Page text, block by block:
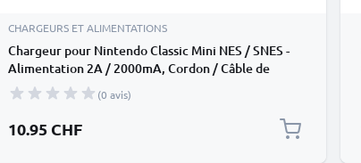
CHARGEURS ET ALIMENTATIONS
Chargeur pour Nintendo Classic Mini NES / SNES -
Alimentation 2A / 2000mA, Cordon / Câble de
Charge 1.2m
(0 avis)
10.95 CHF